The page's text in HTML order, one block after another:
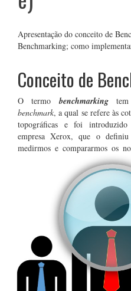
Apresentação do conceito de
Benchmarking; como
Conceito de
O termo benchmarking
benchmark, a qual se refere às
topográficas e foi
empresa Xerox, que o
medirmos e compararmos os